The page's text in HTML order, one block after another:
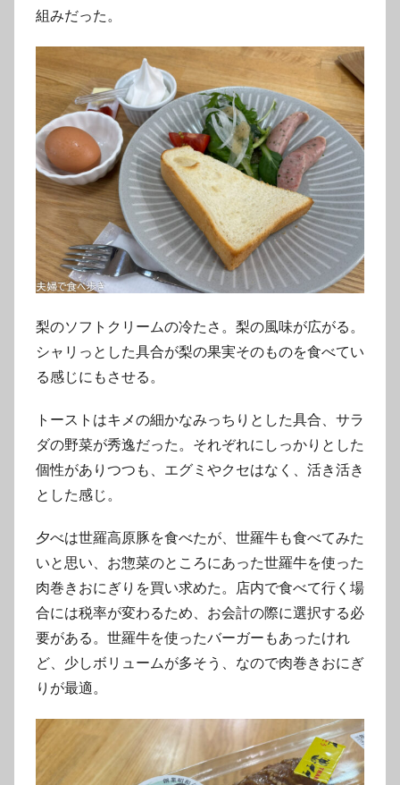
組みだった。
梨のソフトクリームの冷たさ。梨の風味が広がる。
シャリっとした具合が梨の果実そのものを食べてい
る感じにもさせる。
トーストはキメの細かなみっちりとした具合、サラ
ダの野菜が秀逸だった。それぞれにしっかりとした
個性がありつつも、エグミやクセはなく、活き活き
とした感じ。
夕べは世羅高原豚を食べたが、世羅牛も食べてみた
いと思い、お惣菜のところにあった世羅牛を使った
肉巻きおにぎりを買い求めた。店内で食べて行く場
合には税率が変わるため、お会計の際に選択する必
要がある。世羅牛を使ったバーガーもあったけれ
ど、少しボリュームが多そう、なので肉巻きおにぎ
りが最適。